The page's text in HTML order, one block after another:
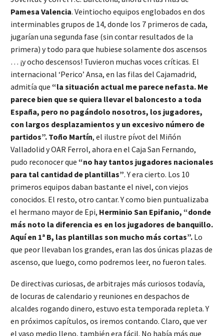
Pamesa Valencia. Veintiocho equipos englobados en dos
interminables grupos de 14, donde los 7 primeros de cada,
jugarían una segunda fase (sin contar resultados de la
primera) y todo para que hubiese solamente dos ascensos
… ¡y ocho descensos! Tuvieron muchas voces críticas. El
internacional ‘Perico’ Ansa, en las filas del Cajamadrid,
admitía que “la situación actual me parece nefasta. Me
parece bien que se quiera llevar el baloncesto a toda
España, pero no pagándolo nosotros, los jugadores,
con largos desplazamientos y un excesivo número de
partidos”. Toño Martín, el ilustre pívot del Miñón
Valladolid y OAR Ferrol, ahora en el Caja San Fernando,
pudo reconocer que “no hay tantos jugadores nacionales
para tal cantidad de plantillas”. Y era cierto. Los 10
primeros equipos daban bastante el nivel, con viejos
conocidos. El resto, otro cantar. Y como bien puntualizaba
el hermano mayor de Epi, Herminio San Epifanio, “donde
más noto la diferencia es en los jugadores de banquillo.
Aquí en 1ª B, las plantillas son mucho más cortas”. Lo
que peor llevaban los grandes, eran las dos únicas plazas de
ascenso, que luego, como podremos leer, no fueron tales.
De directivas curiosas, de arbitrajes más curiosos todavía,
de locuras de calendario y reuniones en despachos de
alcaldes rogando dinero, estuvo esta temporada repleta. Y
en próximos capítulos, os iremos contando. Claro, que ver
el vaso medio lleno, también era fácil. No había más que